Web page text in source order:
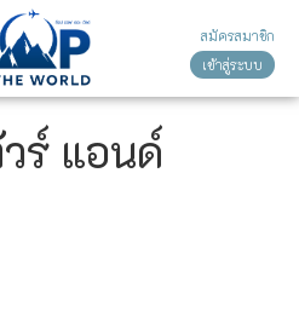
สมัครสมาชิก
เข้าสู่ระบบ
ร์ แอนด์